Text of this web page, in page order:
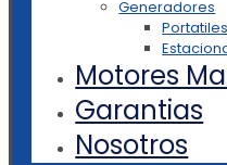
Generadores
Portatiles
Motores
Garantias
Nosotros